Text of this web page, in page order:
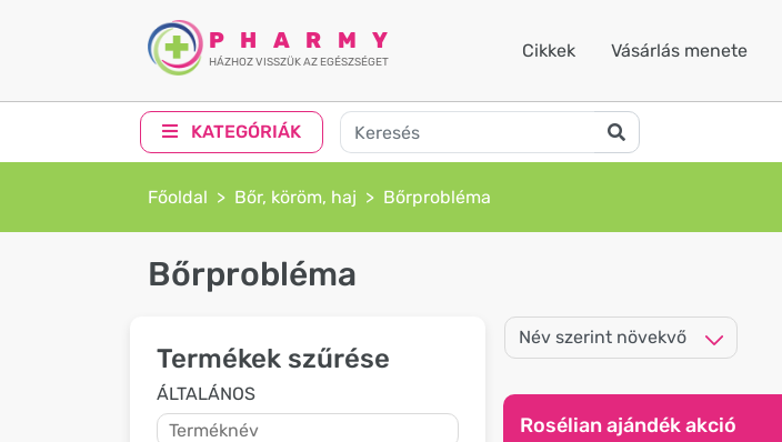
PHARMY
HÁZHOZ VISSZÜK AZ EGÉSZSÉGET
Cikkek Vásárlás menete
KATEGÓRIÁK
Főoldal Bőr, köröm, haj Bőrprobléma
Bőrprobléma
Termékek szűrése
ÁLTALÁNOS
Uriage 25% akció